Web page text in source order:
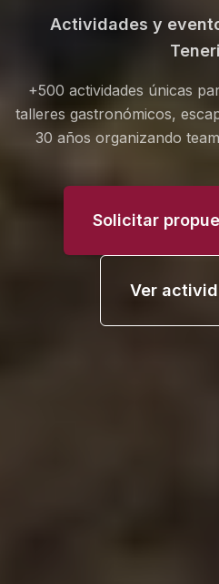
Actividades y
+500 actividades únicas
talleres gastronómicos,
30 años organizando
Solicitar
Ver